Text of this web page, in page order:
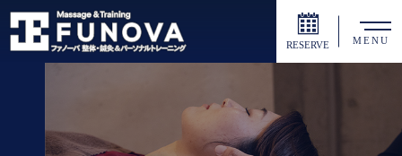
RESERVE MENU